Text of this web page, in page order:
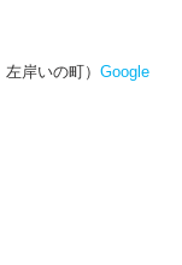
岸いの町） Google